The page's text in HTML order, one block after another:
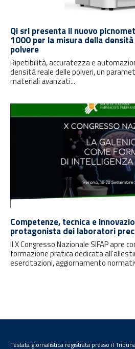
Qi srl presenta il nuovo
1000 per la misura della
polvere
Ripetibilità, accuratezza e
densità reale delle polveri, un
materiali avanzati...
Competenze, tecnica e
protagonista dei laboratori
Il X Congresso Nazionale SIFAP apre
formazione pratica dedicata
esercitazioni, aggiornamento
Testata giornalistica registrata presso il